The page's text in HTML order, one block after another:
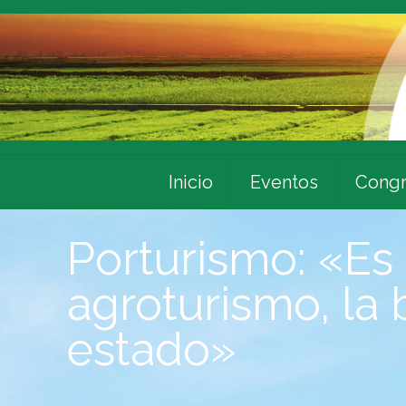
Inicio Eventos
Porturismo:
agroturismo, la
estado»